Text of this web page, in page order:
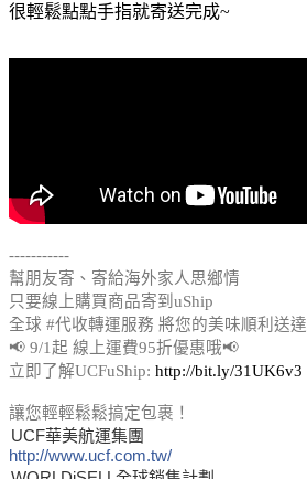
很輕鬆點點手指就寄送完成~
-----------
幫朋友寄、寄給海外家人思鄉情
只要線上購買商品寄到uShip
全球 #代收轉運服務 將您的美味順利送達
📢 9/1起 線上運費95折優惠哦📢
立即了解UCFuShip: http://bit.ly/31UK6v3
讓您輕輕鬆鬆搞定包裹！
UCF華美航運集團
http://www.ucf.com.tw/